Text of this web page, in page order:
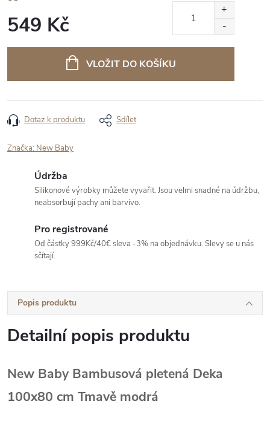
549 Kč
VLOŽIT DO KOŠÍKU
Dotaz k produktu Sdílet
Značka: New Baby
Údržba
Silikonové výrobky můžete vyvařit. Jsou velmi snadné na údržbu,
neabsorbují pachy ani barvivo.
Pro registrované
Od částky 999Kč/40€ sleva -3% na objednávku. Slevy se u nás
sčítají.
Popis produktu
Detailní popis produktu
New Baby Bambusová pletená Deka
100x80 cm Tmavě modrá